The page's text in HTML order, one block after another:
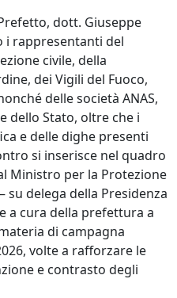
dott. Giuseppe
i rappresentanti del
civile, della
dei Vigili del Fuoco,
delle società ANAS,
dello Stato, oltre che i
e delle dighe presenti
si inserisce nel quadro
Ministro per la Protezione
su delega della Presidenza
a cura della prefettura a
di campagna
volte a rafforzare le
e contrasto degli